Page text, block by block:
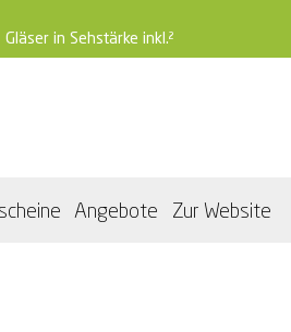
Gläser in Sehstärke inkl.²
Angebote Zur Website